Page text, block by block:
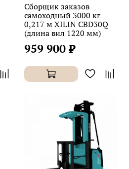
Сборщик заказов
самоходный 3000 кг
0,217 м XILIN CBD30Q
(длина вил 1220 мм)
959 900 ₽